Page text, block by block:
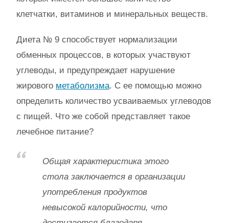
клетчатки, витаминов и минеральных веществ.
Диета № 9 способствует нормализации
обменных процессов, в которых участвуют
углеводы, и предупреждает нарушение
жирового метаболизма. С ее помощью можно
определить количество усваиваемых углеводов
с пищей. Что же собой представляет такое
лечебное питание?
Общая характеристика этого
стола заключается в организации
употребления продуктов
невысокой калорийности, что